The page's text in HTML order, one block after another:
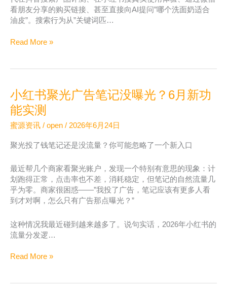
流
门
槛
的
看朋友分享的购买链接、甚至直接向AI提问”哪个洗面奶适合
油皮”。搜索行为从”关键词匹…
广
小
红
书
聚
投
到
底
值
不
得
认
做
Read More »
小红书聚光广告笔记没曝光？6月新功
能实测
蜜源资讯 / open / 2026年6月24日
聚光投了钱笔记还是没流量？你可能忽略了一个新入口
最近帮几个商家看聚光账户，发现一个特别有意思的现象：计
划跑得正常，点击率也不差，消耗稳定，但笔记的自然流量几
乎为零。商家很困惑——”我投了广告，笔记应该有更多人看
到才对啊，怎么只有广告那点曝光？”
这种情况我最近碰到越来越多了。说句实话，2026年小红书的
流量分发逻…
小
Read More »